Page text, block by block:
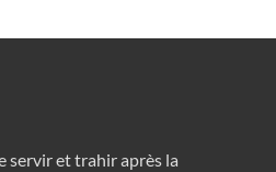
servir et trahir après la